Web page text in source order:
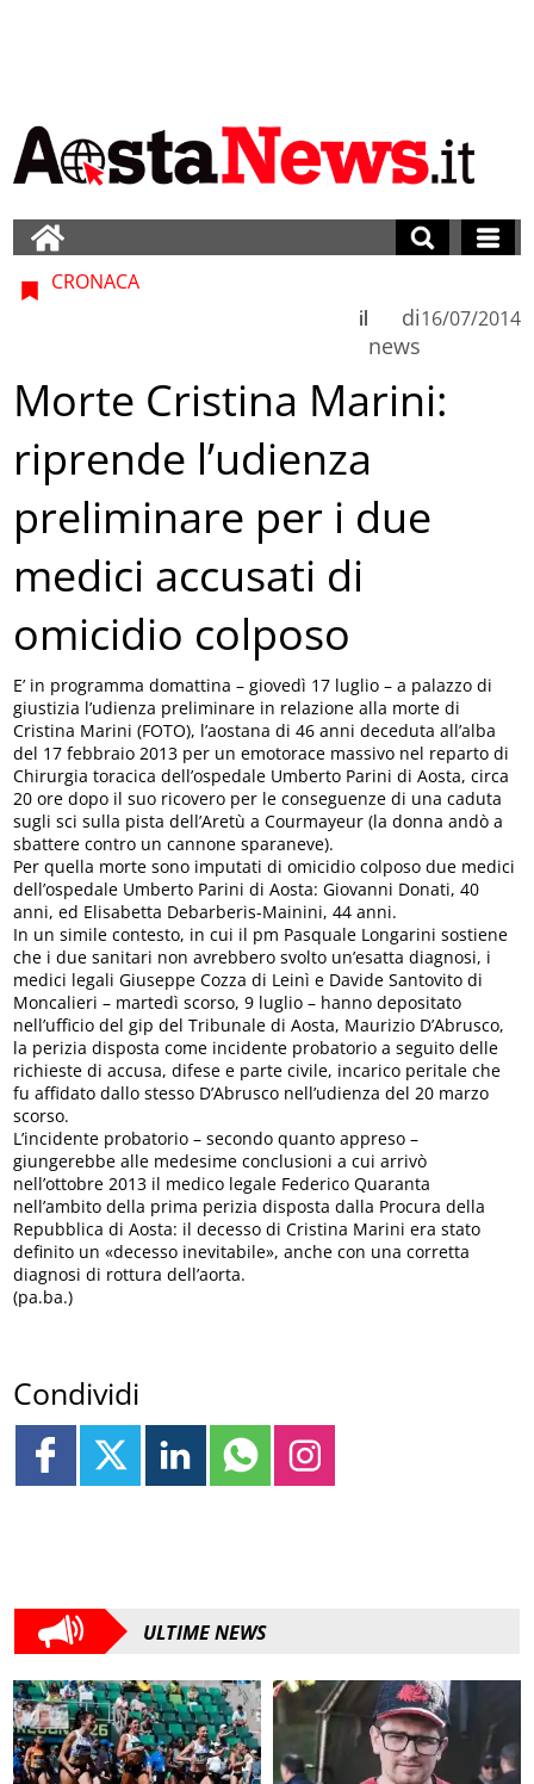
CRONACA
di
news
il 16/07/2014
Morte Cristina Marini:
riprende l’udienza
preliminare per i due
medici accusati di
omicidio colposo
E’ in programma domattina – giovedì 17 luglio – a palazzo di
giustizia l’udienza preliminare in relazione alla morte di
Cristina Marini (FOTO), l’aostana di 46 anni deceduta all’alba
del 17 febbraio 2013 per un emotorace massivo nel reparto di
Chirurgia toracica dell’ospedale Umberto Parini di Aosta, circa
20 ore dopo il suo ricovero per le conseguenze di una caduta
sugli sci sulla pista dell’Aretù a Courmayeur (la donna andò a
sbattere contro un cannone sparaneve).
Per quella morte sono imputati di omicidio colposo due medici
dell’ospedale Umberto Parini di Aosta: Giovanni Donati, 40
anni, ed Elisabetta Debarberis-Mainini, 44 anni.
In un simile contesto, in cui il pm Pasquale Longarini sostiene
che i due sanitari non avrebbero svolto un’esatta diagnosi, i
medici legali Giuseppe Cozza di Leinì e Davide Santovito di
Moncalieri – martedì scorso, 9 luglio – hanno depositato
nell’ufficio del gip del Tribunale di Aosta, Maurizio D’Abrusco,
la perizia disposta come incidente probatorio a seguito delle
richieste di accusa, difese e parte civile, incarico peritale che
fu affidato dallo stesso D’Abrusco nell’udienza del 20 marzo
scorso.
L’incidente probatorio – secondo quanto appreso –
giungerebbe alle medesime conclusioni a cui arrivò
nell’ottobre 2013 il medico legale Federico Quaranta
nell’ambito della prima perizia disposta dalla Procura della
Repubblica di Aosta: il decesso di Cristina Marini era stato
definito un «decesso inevitabile», anche con una corretta
diagnosi di rottura dell’aorta.
(pa.ba.)
Condividi
ULTIME NEWS